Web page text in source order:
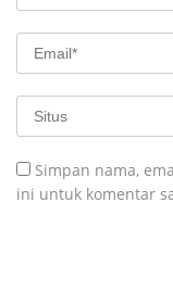
Simpan nama,
ini untuk komentar